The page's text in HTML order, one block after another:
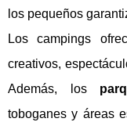
los pequeños
Los campings
creativos,
Además, los
toboganes y áreas